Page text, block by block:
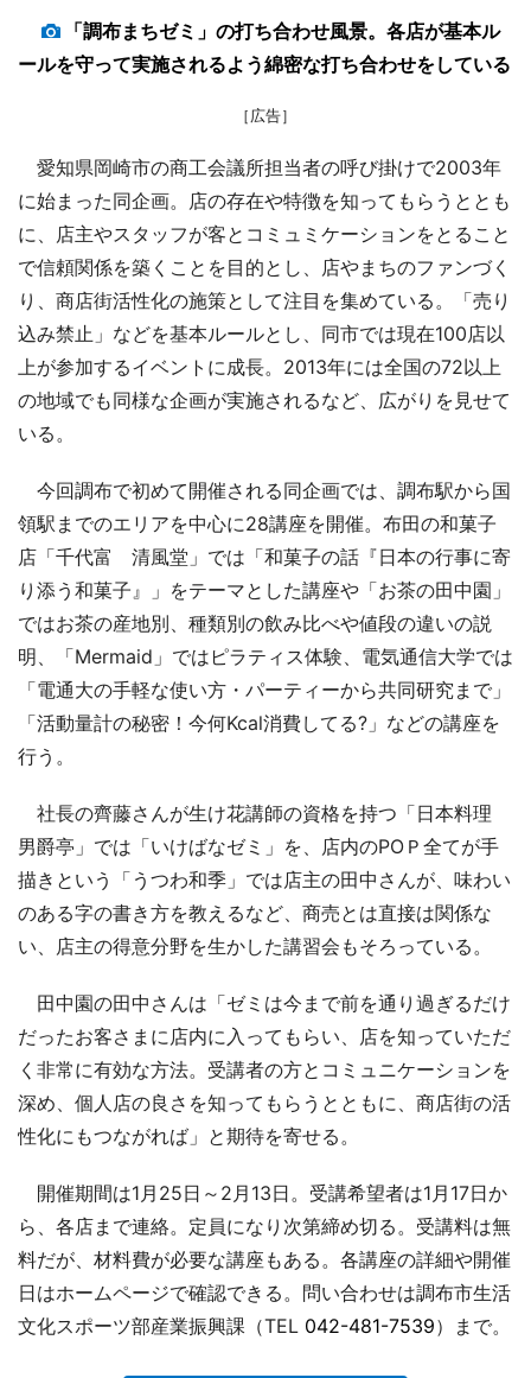
「調布まちゼミ」の打ち合わせ風景。各店が基本ル
ールを守って実施されるよう綿密な打ち合わせをしている
［広告］
愛知県岡崎市の商工会議所担当者の呼び掛けで2003年
に始まった同企画。店の存在や特徴を知ってもらうととも
に、店主やスタッフが客とコミュミケーションをとること
で信頼関係を築くことを目的とし、店やまちのファンづく
り、商店街活性化の施策として注目を集めている。「売り
込み禁止」などを基本ルールとし、同市では現在100店以
上が参加するイベントに成長。2013年には全国の72以上
の地域でも同様な企画が実施されるなど、広がりを見せて
いる。
今回調布で初めて開催される同企画では、調布駅から国
領駅までのエリアを中心に28講座を開催。布田の和菓子
店「千代富 清風堂」では「和菓子の話『日本の行事に寄
り添う和菓子』」をテーマとした講座や「お茶の田中園」
ではお茶の産地別、種類別の飲み比べや値段の違いの説
明、「Mermaid」ではピラティス体験、電気通信大学では
「電通大の手軽な使い方・パーティーから共同研究まで」
「活動量計の秘密！今何Kcal消費してる?」などの講座を
行う。
社長の齊藤さんが生け花講師の資格を持つ「日本料理
男爵亭」では「いけばなゼミ」を、店内のPOＰ全てが手
描きという「うつわ和季」では店主の田中さんが、味わい
のある字の書き方を教えるなど、商売とは直接は関係な
い、店主の得意分野を生かした講習会もそろっている。
田中園の田中さんは「ゼミは今まで前を通り過ぎるだけ
だったお客さまに店内に入ってもらい、店を知っていただ
く非常に有効な方法。受講者の方とコミュニケーションを
深め、個人店の良さを知ってもらうとともに、商店街の活
性化にもつながれば」と期待を寄せる。
開催期間は1月25日～2月13日。受講希望者は1月17日か
ら、各店まで連絡。定員になり次第締め切る。受講料は無
料だが、材料費が必要な講座もある。各講座の詳細や開催
日はホームページで確認できる。問い合わせは調布市生活
文化スポーツ部産業振興課（TEL 042-481-7539）まで。